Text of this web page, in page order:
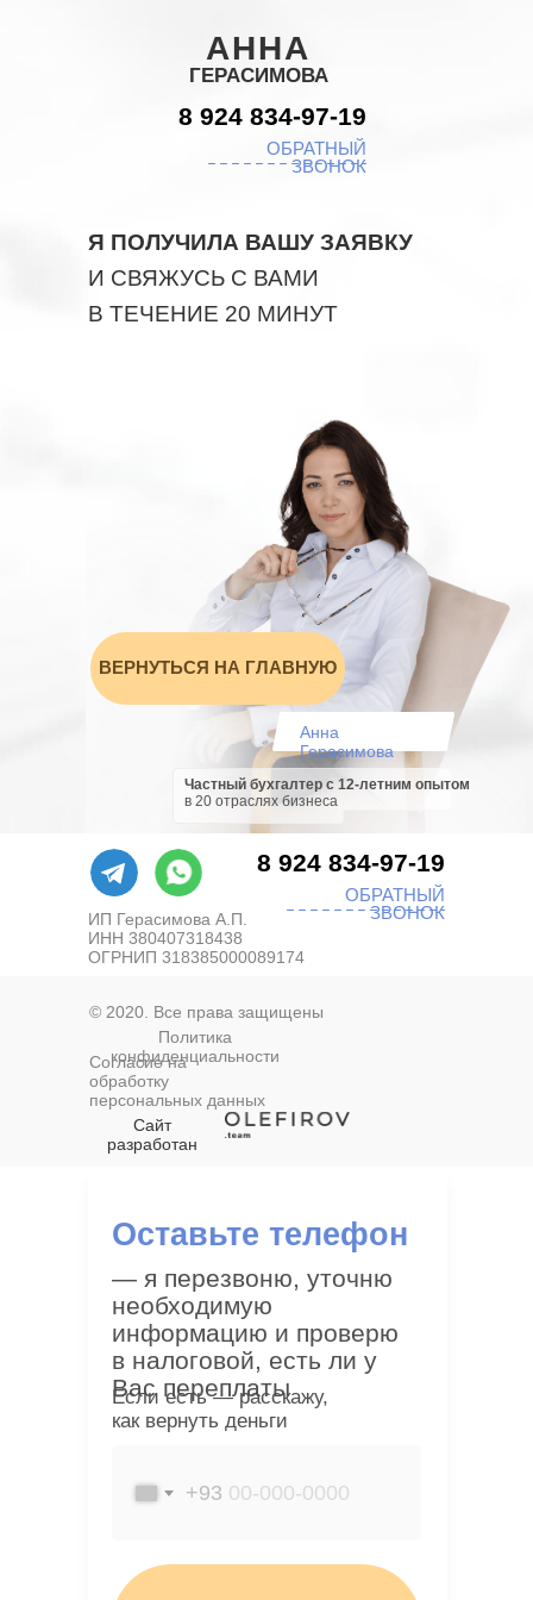
АННА
ГЕРАСИМОВА
8 924 834-97-19
ОБРАТНЫЙ
ЗВОНОК
Анна
Герасимова
Частный бухгалтер с 12-летним опытом
в 20 отраслях бизнеса
Я ПОЛУЧИЛА ВАШУ ЗАЯВКУ
И СВЯЖУСЬ С ВАМИ
В ТЕЧЕНИЕ 20 МИНУТ
ВЕРНУТЬСЯ НА ГЛАВНУЮ
8 924 834-97-19
ОБРАТНЫЙ
ЗВОНОК
ИП Герасимова А.П.
ИНН 380407318438
ОГРНИП 318385000089174
© 2020. Все права защищены
Политика
конфиденциальности
Согласие на
обработку
персональных данных
Сайт
разработан
Оставьте телефон
— я перезвоню, уточню
необходимую
информацию и проверю
в налоговой, есть ли у
Вас переплаты
Если есть — расскажу,
как вернуть деньги
+93